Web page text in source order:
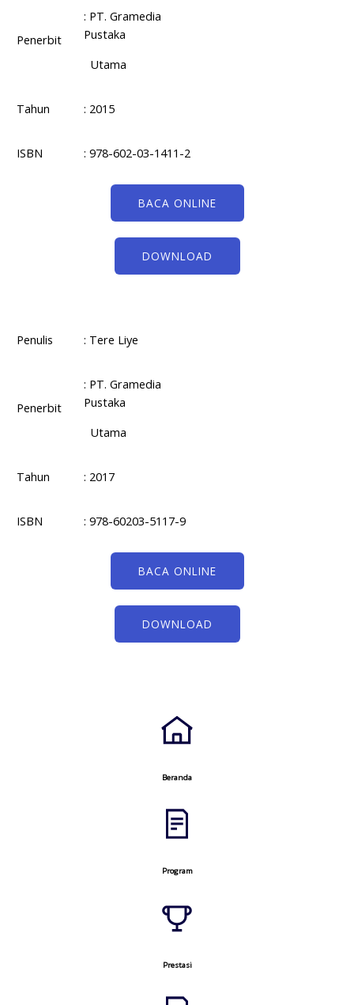
Penerbit
: PT. Gramedia
Pustaka
Utama
Tahun : 2015
ISBN : 978-602-03-1411-2
BACA ONLINE
DOWNLOAD
Penulis : Tere Liye
Penerbit
: PT. Gramedia
Pustaka
Utama
Tahun : 2017
ISBN : 978-60203-5117-9
BACA ONLINE
DOWNLOAD
Beranda
Program
Prestasi